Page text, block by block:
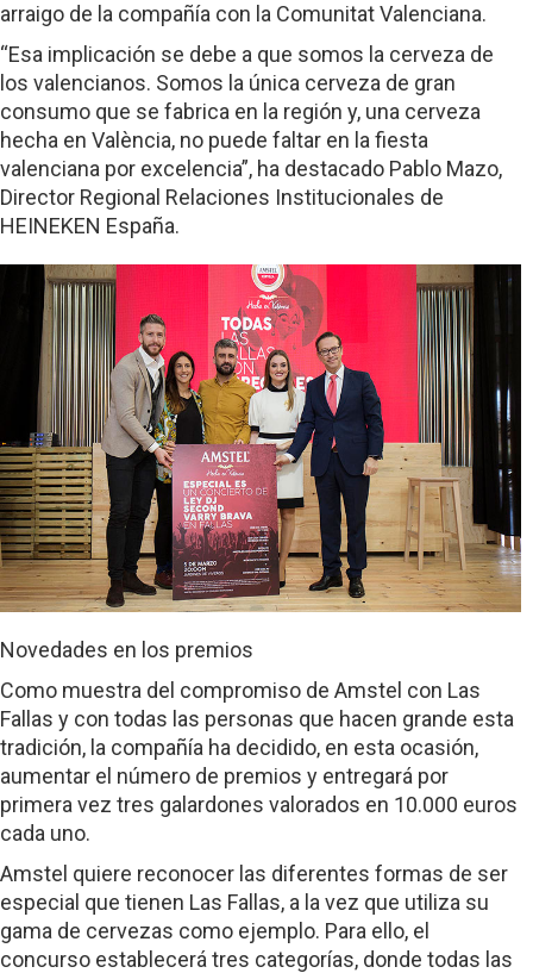
arraigo de la compañía con la Comunitat Valenciana.
“Esa implicación se debe a que somos la cerveza de
los valencianos. Somos la única cerveza de gran
consumo que se fabrica en la región y, una cerveza
hecha en València, no puede faltar en la fiesta
valenciana por excelencia”, ha destacado Pablo Mazo,
Director Regional Relaciones Institucionales de
HEINEKEN España.
Novedades en los premios
Como muestra del compromiso de Amstel con Las
Fallas y con todas las personas que hacen grande esta
tradición, la compañía ha decidido, en esta ocasión,
aumentar el número de premios y entregará por
primera vez tres galardones valorados en 10.000 euros
cada uno.
Amstel quiere reconocer las diferentes formas de ser
especial que tienen Las Fallas, a la vez que utiliza su
gama de cervezas como ejemplo. Para ello, el
concurso establecerá tres categorías, donde todas las